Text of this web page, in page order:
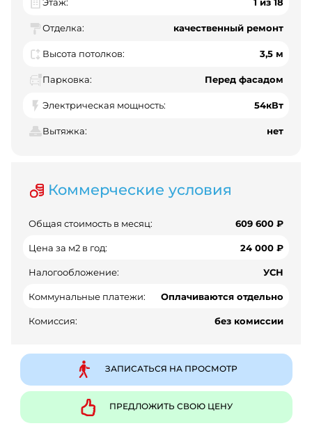
Отделка: качественный ремонт
Высота потолков: 3,5 м
Парковка: Перед фасадом
Электрическая мощность: 54кВт
Вытяжка: нет
Коммерческие условия
Общая стоимость в месяц: 609 600 ₽
Цена за м2 в год: 24 000 ₽
Налогообложение: УСН
Коммунальные платежи: Оплачиваются отдельно
Комиссия: без комиссии
ЗАПИСАТЬСЯ НА ПРОСМОТР
ПРЕДЛОЖИТЬ СВОЮ ЦЕНУ